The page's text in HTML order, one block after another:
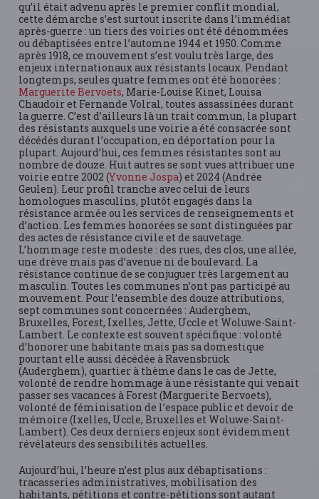
qu’il était advenu après le premier conflit mondial,
cette démarche s’est surtout inscrite dans l’immédiat
après-guerre : un tiers des voiries ont été dénommées
ou débaptisées entre l’automne 1944 et 1950. Comme
après 1918, ce mouvement s’est voulu très large, des
enjeux internationaux aux résistants locaux. Pendant
longtemps, seules quatre femmes ont été honorées :
Marguerite Bervoets, Marie-Louise Kinet, Louisa
Chaudoir et Fernande Volral, toutes assassinées durant
la guerre. C’est d’ailleurs là un trait commun, la plupart
des résistants auxquels une voirie a été consacrée sont
décédés durant l’occupation, en déportation pour la
plupart. Aujourd’hui, ces femmes résistantes sont au
nombre de douze. Huit autres se sont vues attribuer une
voirie entre 2002 (Yvonne Jospa) et 2024 (Andrée
Geulen). Leur profil tranche avec celui de leurs
homologues masculins, plutôt engagés dans la
résistance armée ou les services de renseignements et
d’action. Les femmes honorées se sont distinguées par
des actes de résistance civile et de sauvetage.
L’hommage reste modeste : des rues, des clos, une allée,
une drève mais pas d’avenue ni de boulevard. La
résistance continue de se conjuguer très largement au
masculin. Toutes les communes n’ont pas participé au
mouvement. Pour l’ensemble des douze attributions,
sept communes sont concernées : Auderghem,
Bruxelles, Forest, Ixelles, Jette, Uccle et Woluwe-Saint-
Lambert. Le contexte est souvent spécifique : volonté
d’honorer une habitante mais pas sa domestique
pourtant elle aussi décédée à Ravensbrück
(Auderghem), quartier à thème dans le cas de Jette,
volonté de rendre hommage à une résistante qui venait
passer ses vacances à Forest (Marguerite Bervoets),
volonté de féminisation de l’espace public et devoir de
mémoire (Ixelles, Uccle, Bruxelles et Woluwe-Saint-
Lambert). Ces deux derniers enjeux sont évidemment
révélateurs des sensibilités actuelles.
Aujourd’hui, l’heure n’est plus aux débaptisations :
tracasseries administratives, mobilisation des
habitants, pétitions et contre-pétitions sont autant